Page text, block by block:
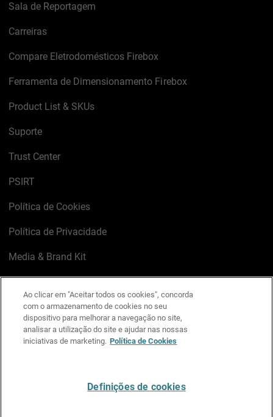
Sala de Reportagem
Carreiras
Compare Eletrodomésticos Firebox
Ferramenta de Dimensionamento Firebox
Product List & SKUs
Suporte
Trust Center
PSIRT
Política de Cookies
Política de Privacidade
Media & Brand Kit
LinkedIn
X FacebookInstagram
YouTube
Ao clicar em "Aceitar todos os cookies", concorda
com o armazenamento de cookies no seu
dispositivo para melhorar a navegação no site,
analisar a utilização do site e ajudar nas nossas
iniciativas de marketing. Política de Cookies
Definições de cookies